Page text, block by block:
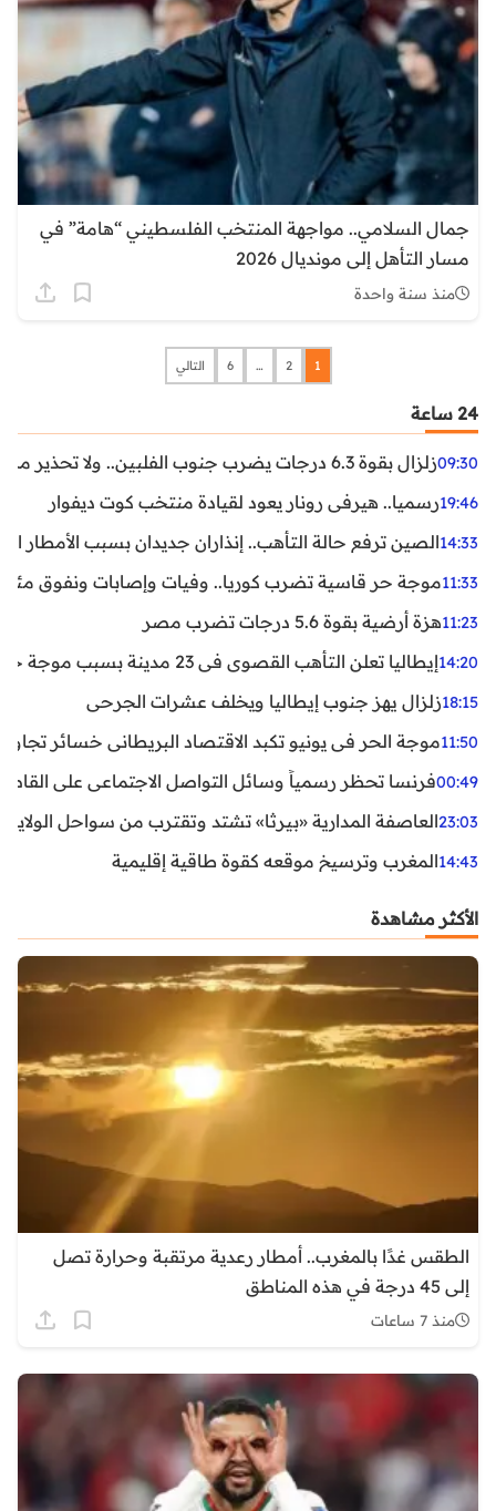
جمال السلامي.. مواجهة المنتخب الفلسطيني “هامة” في
مسار التأهل إلى مونديال 2026
منذ سنة واحدة
1
2
…
6 التالي
24 ساعة
09:30زلزال بقوة 6.3 درجات يضرب جنوب الفلبين.. ولا تحذير من تسونامي حتى الآن
19:46رسميا.. هيرفي رونار يعود لقيادة منتخب كوت ديفوار
14:33الصين ترفع حالة التأهب.. إنذاران جديدان بسبب الأمطار
11:33موجة حر قاسية تضرب كوريا.. وفيات وإصابات ونفوق مئات
11:23هزة أرضية بقوة 5.6 درجات تضرب مصر
14:20إيطاليا تعلن التأهب القصوى في 23 مدينة بسبب موجة حر شديدة
18:15زلزال يهز جنوب إيطاليا ويخلف عشرات الجرحى
11:50موجة الحر في يونيو تكبد الاقتصاد البريطاني خسائر تجاوزت 1.5 مليار
00:49فرنسا تحظر رسمياً وسائل التواصل الاجتماعي على القاصرين
23:03العاصفة المدارية «بيرثا» تشتد وتقترب من سواحل
14:43المغرب وترسيخ موقعه كقوة طاقية إقليمية
الأكثر مشاهدة
الطقس غدًا بالمغرب.. أمطار رعدية مرتقبة وحرارة تصل
إلى 45 درجة في هذه المناطق
منذ 7 ساعات